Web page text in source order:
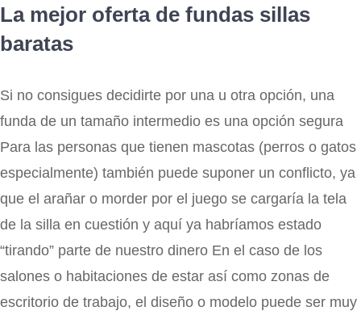
La mejor oferta de fundas sillas
baratas
Si no consigues decidirte por una u otra opción, una
funda de un tamaño intermedio es una opción segura
Para las personas que tienen mascotas (perros o gatos
especialmente) también puede suponer un conflicto, ya
que el arañar o morder por el juego se cargaría la tela
de la silla en cuestión y aquí ya habríamos estado
“tirando” parte de nuestro dinero En el caso de los
salones o habitaciones de estar así como zonas de
escritorio de trabajo, el diseño o modelo puede ser muy